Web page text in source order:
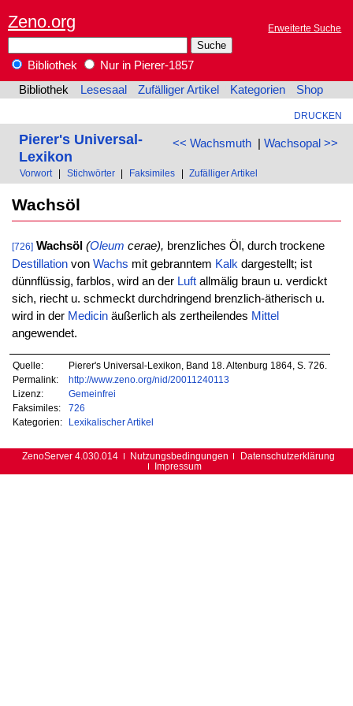
Zeno.org Erweiterte Suche
Bibliothek
Nur in Pierer-1857
Bibliothek
Lesesaal Zufälliger Artikel Kategorien Shop
DRUCKEN
<< Wachsmuth| Wachsopal >>
Pierer's Universal-
Lexikon
Vorwort Stichwörter Faksimiles Zufälliger Artikel
Wachsöl
[726] Wachsöl (Oleum cerae), brenzliches Öl, durch trockene
Destillationvon Wachs mit gebranntem Kalkdargestellt; ist
dünnflüssig, farblos, wird an der Luftallmälig braun u. verdickt
sich, riecht u. schmeckt durchdringend brenzlich-ätherisch u.
wird in der Medicinäußerlich als zertheilendes Mittel
angewendet.
Quelle:
Pierer's Universal-Lexikon, Band 18. Altenburg 1864, S. 726.
Permalink:
http://www.zeno.org/nid/20011240113
Lizenz:
Gemeinfrei
Faksimiles:
726
Kategorien:
Lexikalischer Artikel
ZenoServer 4.030.014 Nutzungsbedingungen
Datenschutzerklärung
Impressum